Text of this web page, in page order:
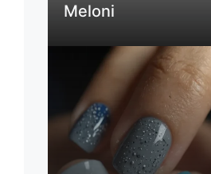
Meloni